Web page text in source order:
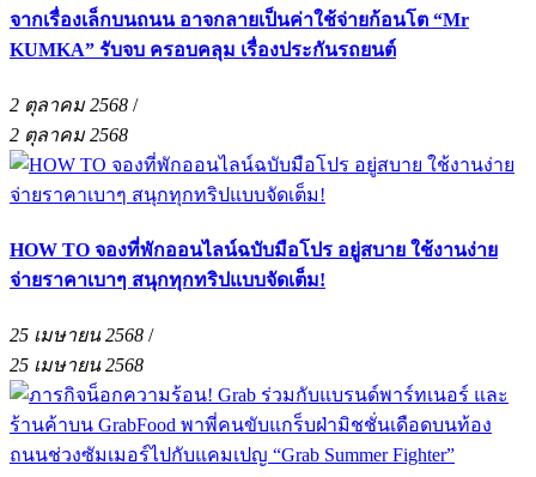
จากเรื่องเล็กบนถนน อาจกลายเป็นค่าใช้จ่ายก้อนโต “Mr
KUMKA” รับจบ ครอบคลุม เรื่องประกันรถยนต์
2 ตุลาคม 2568 /
2 ตุลาคม 2568
HOW TO จองที่พักออนไลน์ฉบับมือโปร อยู่สบาย ใช้งานง่าย
จ่ายราคาเบาๆ สนุกทุกทริปแบบจัดเต็ม!
25 เมษายน 2568 /
25 เมษายน 2568